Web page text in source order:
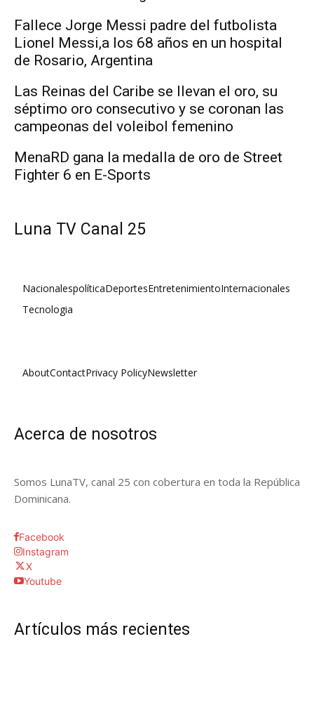
Fallece Jorge Messi padre del futbolista
Lionel Messi,a los 68 años en un hospital
de Rosario, Argentina
Las Reinas del Caribe se llevan el oro, su
séptimo oro consecutivo y se coronan las
campeonas del voleibol femenino
MenaRD gana la medalla de oro de Street
Fighter 6 en E-Sports
Luna TV Canal 25
NacionalespolíticaDeportesEntretenimientoInternacionales
Tecnologia
AboutContactPrivacy PolicyNewsletter
Acerca de nosotros
Somos LunaTV, canal 25 con cobertura en toda la República
Dominicana.
Facebook
Instagram
X
Youtube
Artículos más recientes